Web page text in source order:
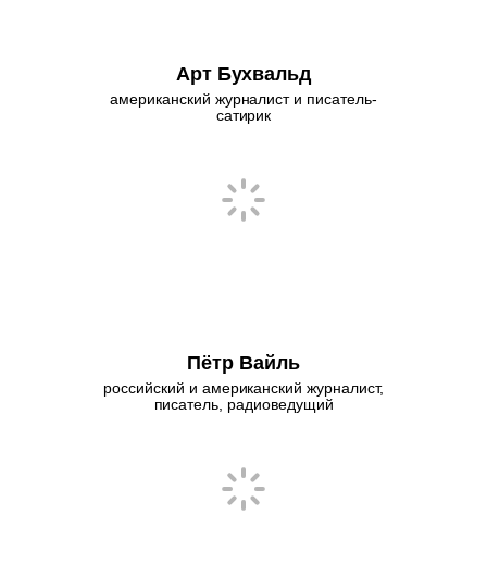
Арт Бухвальд
американский журналист и писатель-
сатирик
Пётр Вайль
российский и американский журналист,
писатель, радиоведущий